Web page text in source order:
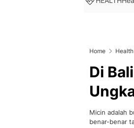
Home Health
Di
Micin adalah
benar-benar